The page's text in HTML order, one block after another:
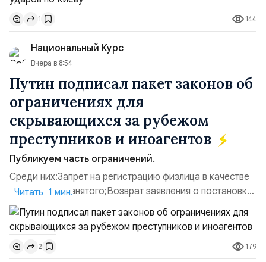
дальнобойных БПЛА ВСУ; Складские помещения
«Транс-Логистик» в Оболонском районе г. Киев,
использовавшиеся для хранения военного
имущества ВСУ; Сортировочны...
1 144
Национальный Курс
Вчера в 8:54
Путин подписал пакет законов об
ограничениях для
скрывающихся за рубежом
преступников и иноагентов
Публикуем часть ограничений.
Среди них:Запрет на регистрацию физлица в качестве
ИП или самозанятого;Возврат заявления о постановке
недвижимости на кадастровый учет;Ограничение
водительских прав;Запрет регистрации транспортных
средств и на заключение сделок по
доверенности;Отказ в заключении кредитного
Читать 1 мин.
2 179